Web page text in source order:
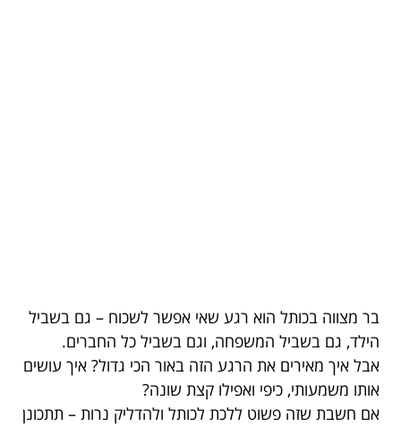
בר מצווה בכותל הוא רגע שאי אפשר לשכוח – גם בשביל
הילד, גם בשביל המשפחה, וגם בשביל כל החברים.
אבל איך מאירים את הרגע הזה באור הכי גדול? איך עושים
אותו משמעותי, כיפי ואפילו קצת שונה?
אם חשבת שזה פשוט ללכת לכותל ולהדליק נרות – תתכונן